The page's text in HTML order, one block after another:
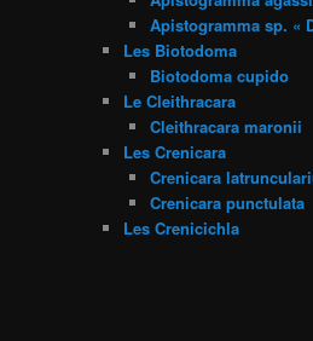
Apistogramma sp. «
Les Biotodoma
Biotodoma cupido
Le Cleithracara
Cleithracara maronii
Les Crenicara
Crenicara
Crenicara punctulata
Les Crenicichla